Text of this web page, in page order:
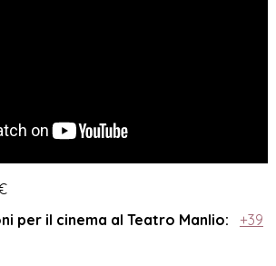
per il cinema al Teatro Manlio:
+39